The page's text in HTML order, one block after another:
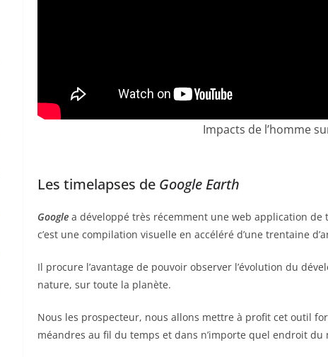
Impacts de l’homme
Les timelapses de Google Earth
Google a développé très récemment une web application
c’est une compilation visuelle en accéléré d’une trentaine
Il procure l’avantage de pouvoir observer l’évolution du
nature, sur toute la planète.
Nous les prospecteur, nous allons mettre à profit cet outil
méandres au fil du temps et dans n’importe quel endroit